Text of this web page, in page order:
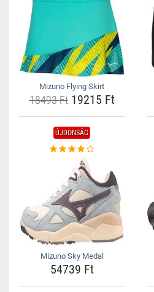
Mizuno Flying Skirt
18493 Ft19215 Ft
ÚJDONSÁG
Mizuno Sky Medal
54739 Ft